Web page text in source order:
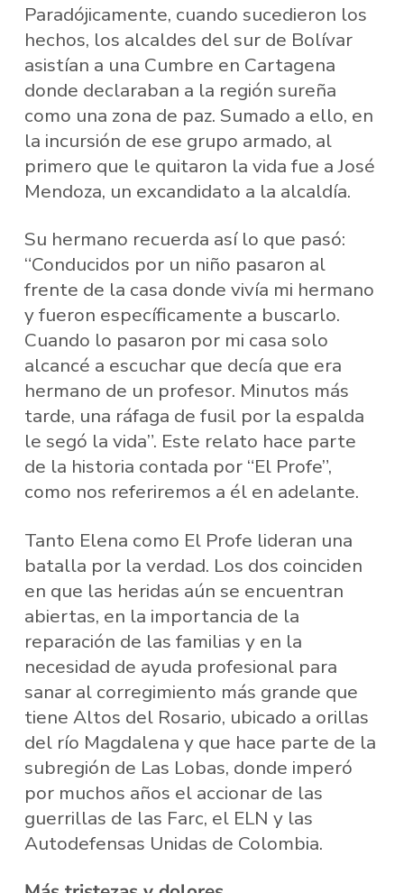
Paradójicamente, cuando sucedieron los
hechos, los alcaldes del sur de Bolívar
asistían a una Cumbre en Cartagena
donde declaraban a la región sureña
como una zona de paz. Sumado a ello, en
la incursión de ese grupo armado, al
primero que le quitaron la vida fue a José
Mendoza, un excandidato a la alcaldía.
Su hermano recuerda así lo que pasó:
“Conducidos por un niño pasaron al
frente de la casa donde vivía mi hermano
y fueron específicamente a buscarlo.
Cuando lo pasaron por mi casa solo
alcancé a escuchar que decía que era
hermano de un profesor. Minutos más
tarde, una ráfaga de fusil por la espalda
le segó la vida”. Este relato hace parte
de la historia contada por “El Profe”,
como nos referiremos a él en adelante.
Tanto Elena como El Profe lideran una
batalla por la verdad. Los dos coinciden
en que las heridas aún se encuentran
abiertas, en la importancia de la
reparación de las familias y en la
necesidad de ayuda profesional para
sanar al corregimiento más grande que
tiene Altos del Rosario, ubicado a orillas
del río Magdalena y que hace parte de la
subregión de Las Lobas, donde imperó
por muchos años el accionar de las
guerrillas de las Farc, el ELN y las
Autodefensas Unidas de Colombia.